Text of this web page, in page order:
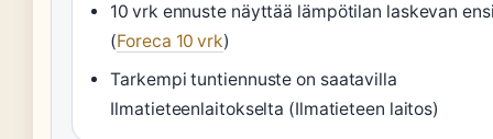
10 vrk ennuste näyttää lämpötilan laskevan
(Foreca 10 vrk)
Tarkempi tuntiennuste on saatavilla
Ilmatieteenlaitokselta (Ilmatieteen laitos)